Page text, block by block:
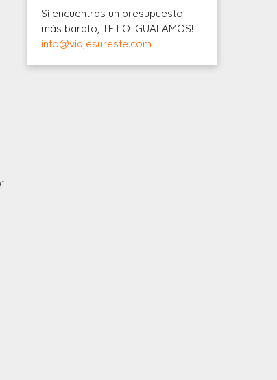
Si encuentras un presupuesto
más barato, TE LO IGUALAMOS!
info@viajesureste.com